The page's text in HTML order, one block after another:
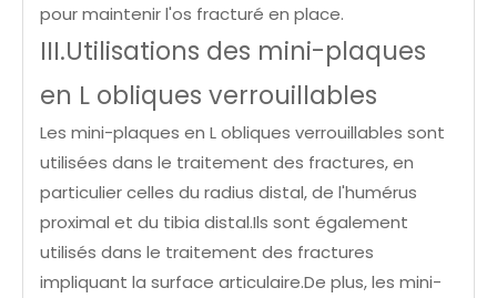
pour maintenir l'os fracturé en place.
III.Utilisations des mini-plaques
en L obliques verrouillables
Les mini-plaques en L obliques verrouillables sont
utilisées dans le traitement des fractures, en
particulier celles du radius distal, de l'humérus
proximal et du tibia distal.Ils sont également
utilisés dans le traitement des fractures
impliquant la surface articulaire.De plus, les mini-